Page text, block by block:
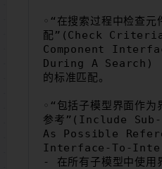
◦“在搜索过程中检查
配”(Check
Component
During A Search) -
的标准匹配。
◦“包括子模型界面作
参考”(Include
As Possible
Interface-To-
- 在所有子模型中使用